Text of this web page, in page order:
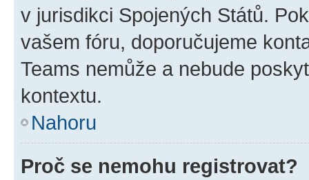
v jurisdikci Spojených Států.
vašem fóru, doporučujeme
Teams nemůže a nebude
kontextu.
Nahoru
Proč se nemohu registrovat?